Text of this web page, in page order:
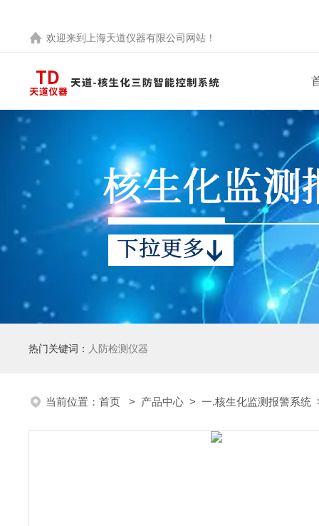
欢迎来到 上海天道仪器有限公司 网站！
热门关键词： 人防检测仪器
当前位置： 首页 > 产品中心 > 一.核生化监测报警系统